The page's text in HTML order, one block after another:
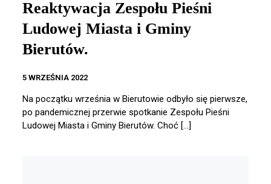
Reaktywacja Zespołu Pieśni
Ludowej Miasta i Gminy
Bierutów.
5 WRZEŚNIA 2022
Na początku września w Bierutowie odbyło się pierwsze,
po pandemicznej przerwie spotkanie Zespołu Pieśni
Ludowej Miasta i Gminy Bierutów. Choć […]